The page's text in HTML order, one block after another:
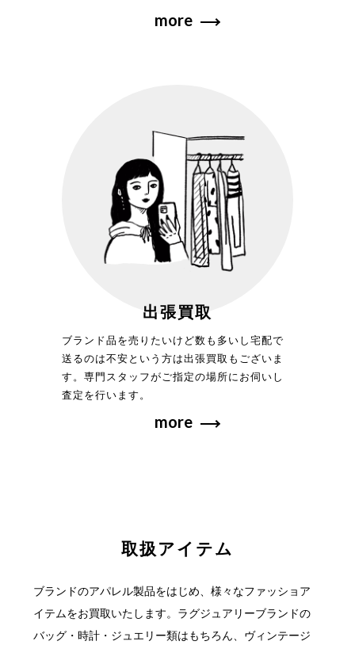
more
出張買取
ブランド品を売りたいけど数も多いし宅配で
送るのは不安という方は出張買取もございま
す。専門スタッフがご指定の場所にお伺いし
査定を行います。
more
取扱アイテム
ブランドのアパレル製品をはじめ、様々なファッショア
イテムをお買取いたします。 ラグジュアリーブランドの
バッグ・時計・ジュエリー類はもちろん、ヴィンテージ